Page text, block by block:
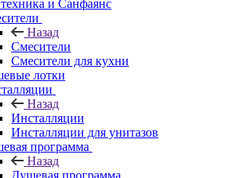
и Санфаянс
Назад
Смесители
Смесители для кухни
лотки
Назад
Инсталляции
Инсталляции для унитазов
программа
Назад
Душевая программа